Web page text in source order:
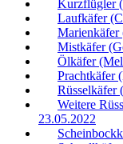
Kurzflügler
Laufkäfer
Marienkäfer
Mistkäfer
Ölkäfer
Prachtkäfer
Rüsselkäfer
Weitere
23.05.2022